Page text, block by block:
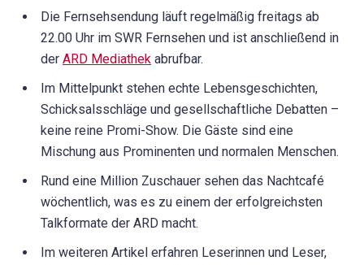
Die Fernsehsendung läuft regelmäßig freitags ab
22.00 Uhr im SWR Fernsehen und ist anschließend in
der ARD Mediathek abrufbar.
Im Mittelpunkt stehen echte Lebensgeschichten,
Schicksalsschläge und gesellschaftliche Debatten –
keine reine Promi-Show. Die Gäste sind eine
Mischung aus Prominenten und normalen Menschen.
Rund eine Million Zuschauer sehen das Nachtcafé
wöchentlich, was es zu einem der erfolgreichsten
Talkformate der ARD macht.
Im weiteren Artikel erfahren Leserinnen und Leser,